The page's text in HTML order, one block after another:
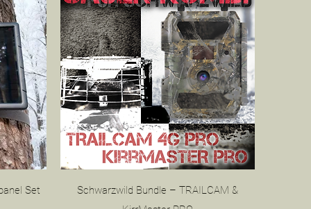
Set
Schnellansicht
Schwarzwild Bundle – TRAILCAM &